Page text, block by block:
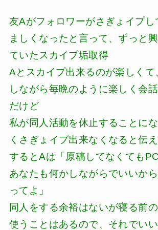
友Aがフォロワーがさぎょイプし
ましくなったと言って、ずっと
ていたスカイプ垢取得
Aとスカイプ出来るのが楽しくて
しながら毎晩のように楽しく会
だけど
私が同人活動を休止することに
くさぎょイプ出来なくなると伝
するとAは「原稿してなくても
あなたも何かしながらでいいか
ってよ」
同人をする余裕はないが寝る前
使うことはあるので、それでい